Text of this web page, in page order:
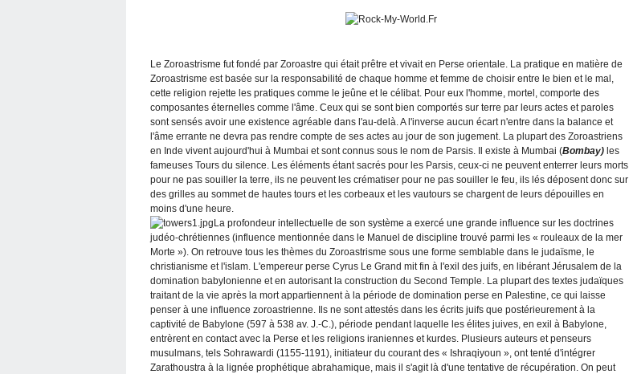
Le Zoroastrisme fut fondé par Zoroastre qui était prêtre et vivait en Perse orientale. La pratique en matière de
Zoroastrisme est basée sur la responsabilité de chaque homme et femme de choisir entre le bien et le mal,
cette religion rejette les pratiques comme le jeûne et le célibat. Pour eux l'homme, mortel, comporte des
composantes éternelles comme l'âme. Ceux qui se sont bien comportés sur terre par leurs actes et paroles
sont sensés avoir une existence agréable dans l'au-delà. A l'inverse aucun écart n'entre dans la balance et
l'âme errante ne devra pas rendre compte de ses actes au jour de son jugement. La plupart des Zoroastriens
en Inde vivent aujourd'hui à Mumbai et sont connus sous le nom de Parsis. Il existe à Mumbai (Bombay) les
fameuses Tours du silence. Les éléments étant sacrés pour les Parsis, ceux-ci ne peuvent enterrer leurs morts
pour ne pas souiller la terre, ils ne peuvent les crématiser pour ne pas souiller le feu, ils lés déposent donc sur
des grilles au sommet de hautes tours et les corbeaux et les vautours se chargent de leurs dépouilles en
moins d'une heure.
La profondeur intellectuelle de son système a exercé une grande influence sur les doctrines
judéo-chrétiennes (influence mentionnée dans le Manuel de discipline trouvé parmi les « rouleaux de la mer
Morte »). On retrouve tous les thèmes du Zoroastrisme sous une forme semblable dans le judaïsme, le
christianisme et l'islam. L'empereur perse Cyrus Le Grand mit fin à l'exil des juifs, en libérant Jérusalem de la
domination babylonienne et en autorisant la construction du Second Temple. La plupart des textes judaïques
traitant de la vie après la mort appartiennent à la période de domination perse en Palestine, ce qui laisse
penser à une influence zoroastrienne. Ils ne sont attestés dans les écrits juifs que postérieurement à la
captivité de Babylone (597 à 538 av. J.-C.), période pendant laquelle les élites juives, en exil à Babylone,
entrèrent en contact avec la Perse et les religions iraniennes et kurdes. Plusieurs auteurs et penseurs
musulmans, tels Sohrawardi (1155-1191), initiateur du courant des « Ishraqiyoun », ont tenté d'intégrer
Zarathoustra à la lignée prophétique abrahamique, mais il s'agit là d'une tentative de récupération. On peut